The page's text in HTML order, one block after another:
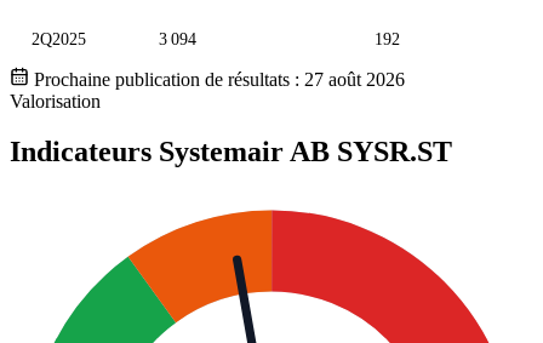
2Q2025 3 094 192
Prochaine publication de résultats : 27 août 2026
Valorisation
Indicateurs Systemair AB SYSR.ST